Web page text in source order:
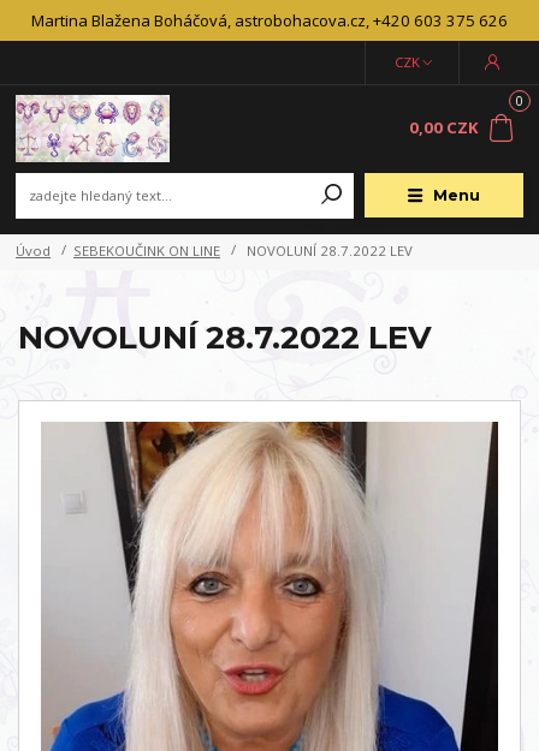
Martina Blažena Boháčová, astrobohacova.cz, +420 603 375 626
Menu
CZK
0
0,00 CZK
Úvod SEBEKOUČINK ON LINE NOVOLUNÍ 28.7.2022 LEV
NOVOLUNÍ 28.7.2022 LEV